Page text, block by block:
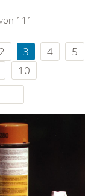
111
2 3 4
5
10